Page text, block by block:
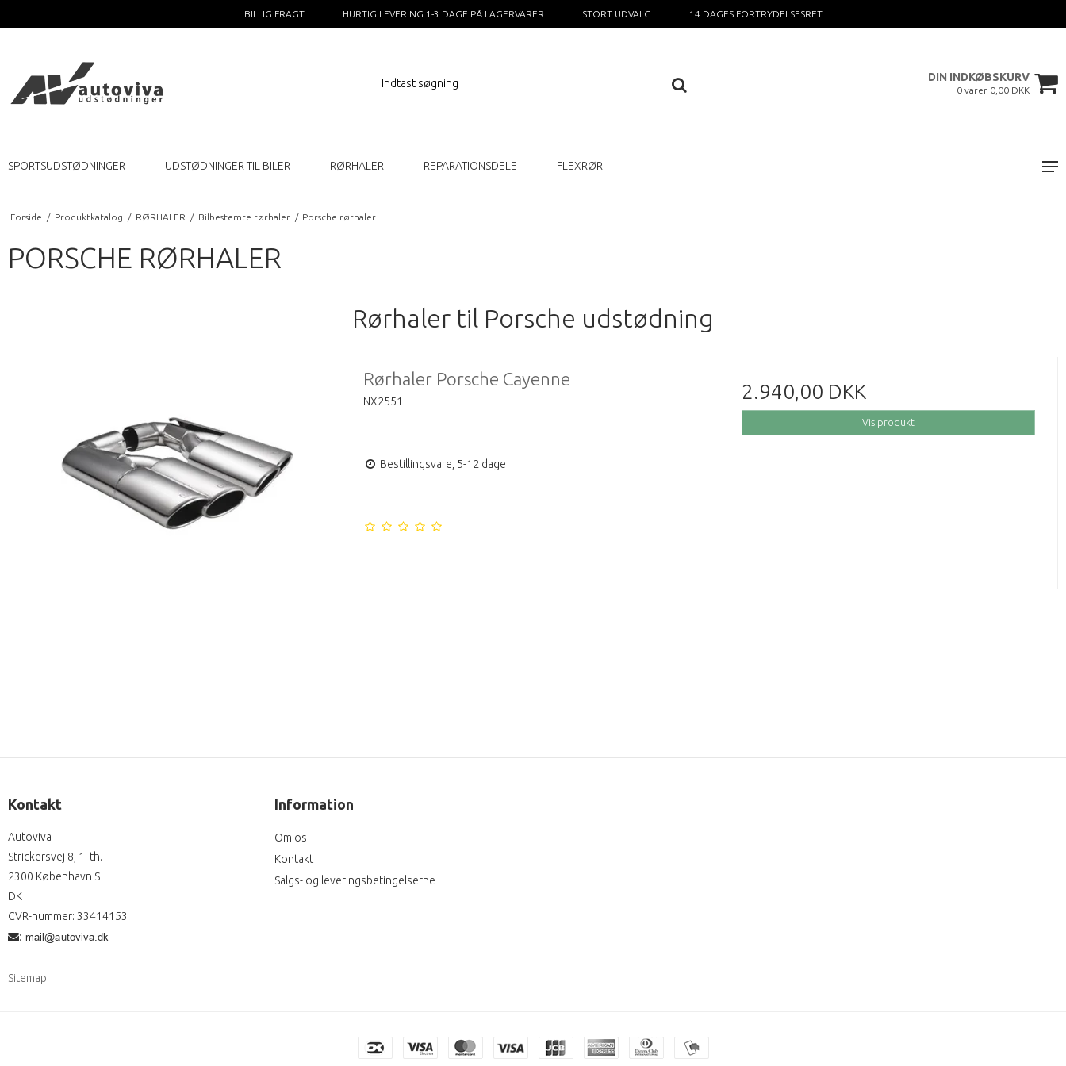
BILLIG FRAGT HURTIG LEVERING 1-3 DAGE PÅ LAGERVARER STORT UDVALG 14 DAGES FORTRYDELSESRET
DIN INDKØBSKURV
0 varer 0,00 DKK
SPORTSUDSTØDNINGER UDSTØDNINGER TIL BILER RØRHALER REPARATIONSDELE FLEXRØR
Forside / Produktkatalog / RØRHALER / Bilbestemte rørhaler / Porsche rørhaler
PORSCHE RØRHALER
Rørhaler til Porsche udstødning
Rørhaler Porsche Cayenne
NX2551
Bestillingsvare, 5-12 dage
2.940,00 DKK
Vis produkt
Kontakt
Autoviva
Strickersvej 8, 1. th.
2300 København S
DK
CVR-nummer: 33414153
:
Sitemap
Information
Om os
Kontakt
Salgs- og leveringsbetingelserne